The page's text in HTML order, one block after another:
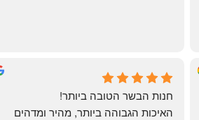
שי
4 months ago
חנות הבשר הטובה ביותר!
האיכות הגבוהה ביותר, מהיר ומדהים